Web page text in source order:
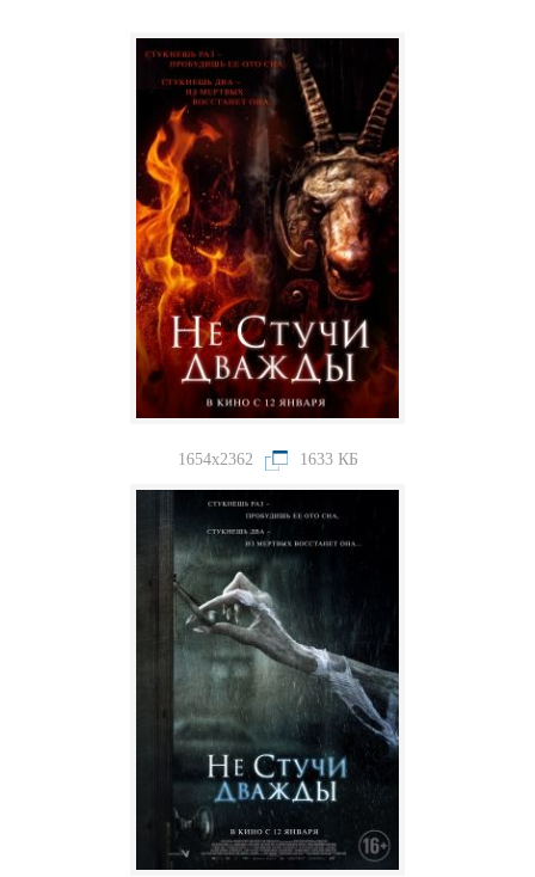
1654x2362 1633 КБ